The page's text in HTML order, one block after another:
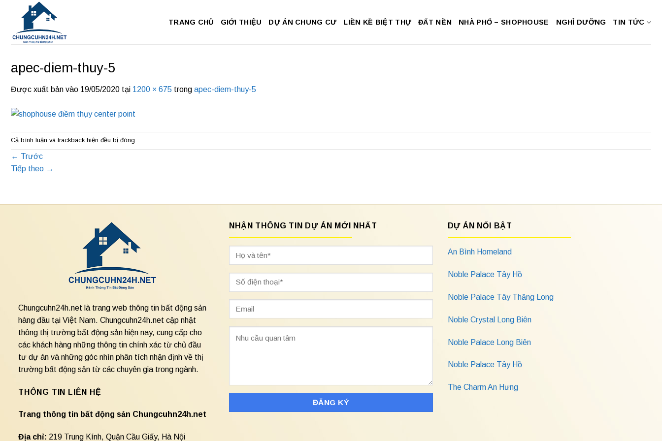
dung
TRANG CHỦ GIỚI THIỆU DỰ ÁN CHUNG CƯ LIỀN KỀ BIỆT THỰ ĐẤT NỀN NHÀ PHỐ – SHOPHOUSE NGHỈ DƯỠNG TIN TỨC
apec-diem-thuy-5
Được xuất bản vào 19/05/2020 tại 1200 × 675 trong apec-diem-thuy-5
Cả bình luận và trackback hiện đều bị đóng.
← Trước
Tiếp theo →
Chungcuhn24h.net là trang web thông tin bất động sản
hàng đầu tại Việt Nam. Chungcuhn24h.net cập nhật
thông thị trường bất động sản hiện nay, cung cấp cho
các khách hàng những thông tin chính xác từ chủ đầu
tư dự án và những góc nhìn phân tích nhận định về thị
trường bất động sản từ các chuyên gia trong ngành.
THÔNG TIN LIÊN HỆ
Trang thông tin bất động sản Chungcuhn24h.net
Địa chỉ: 219 Trung Kính, Quận Cầu Giấy, Hà Nội
NHẬN THÔNG TIN DỰ ÁN MỚI NHẤT DỰ ÁN NỔI BẬT
An Bình Homeland
Noble Palace Tây Hồ
Noble Palace Tây Thăng Long
Noble Crystal Long Biên
Noble Palace Long Biên
Noble Palace Tây Hồ
The Charm An Hưng